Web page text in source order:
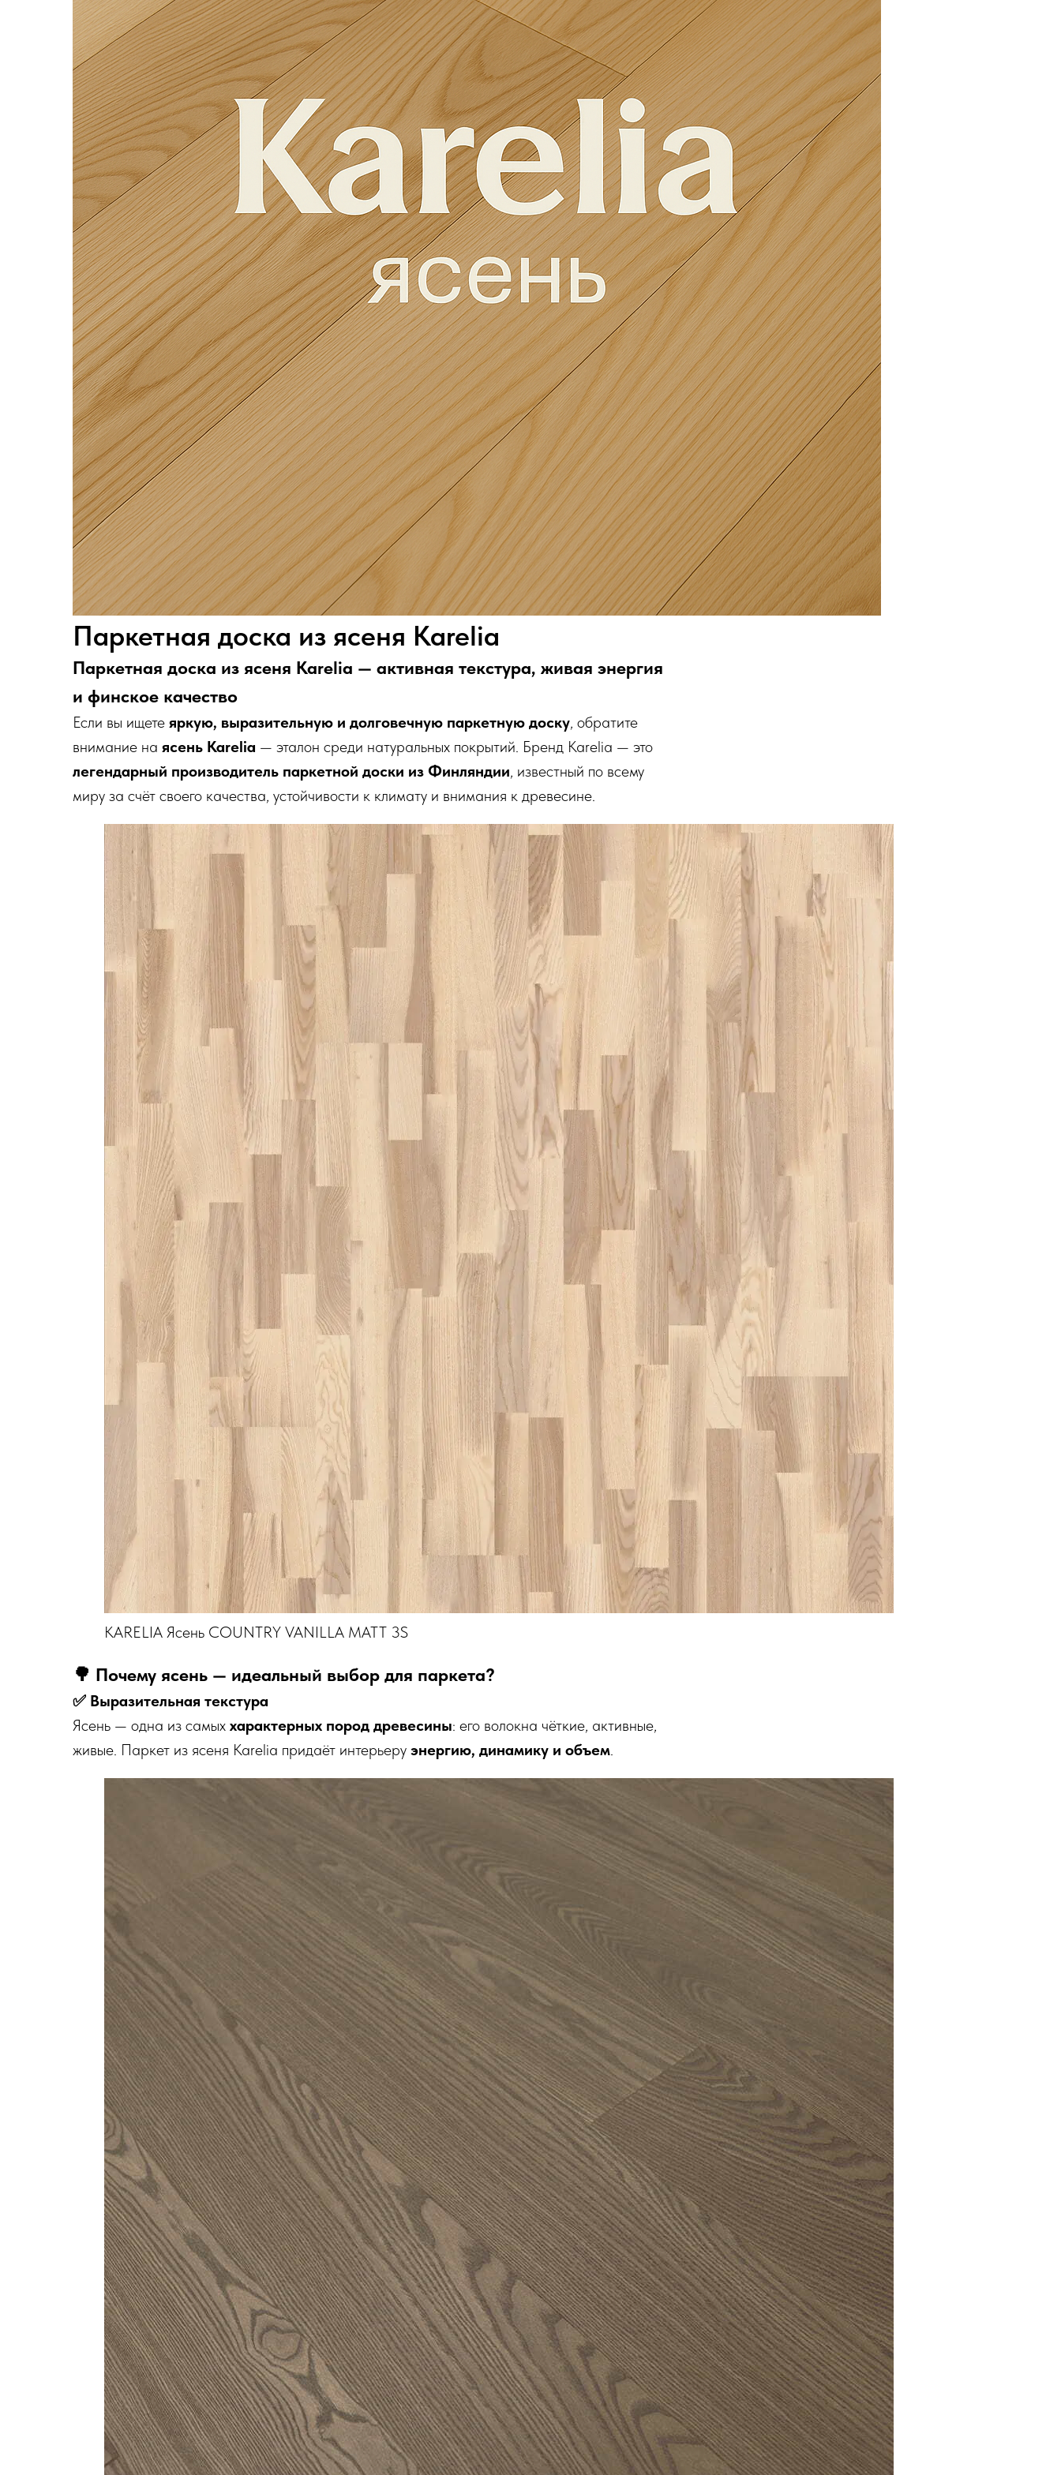
Паркетная доска из ясеня Karelia
Паркетная доска из ясеня Karelia — активная текстура, живая энергия
и финское качество
Если вы ищете яркую, выразительную и долговечную паркетную доску, обратите
внимание на ясень Karelia — эталон среди натуральных покрытий. Бренд Karelia — это
легендарный производитель паркетной доски из Финляндии, известный по всему
миру за счёт своего качества, устойчивости к климату и внимания к древесине.
KARELIA Ясень COUNTRY VANILLA MATT 3S
🌳 Почему ясень — идеальный выбор для паркета?
✅ Выразительная текстура
Ясень — одна из самых характерных пород древесины: его волокна чёткие, активные,
живые. Паркет из ясеня Karelia придаёт интерьеру энергию, динамику и объем.